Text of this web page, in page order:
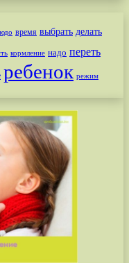
время выбрать делать
кормление надо переть
ребенок режим